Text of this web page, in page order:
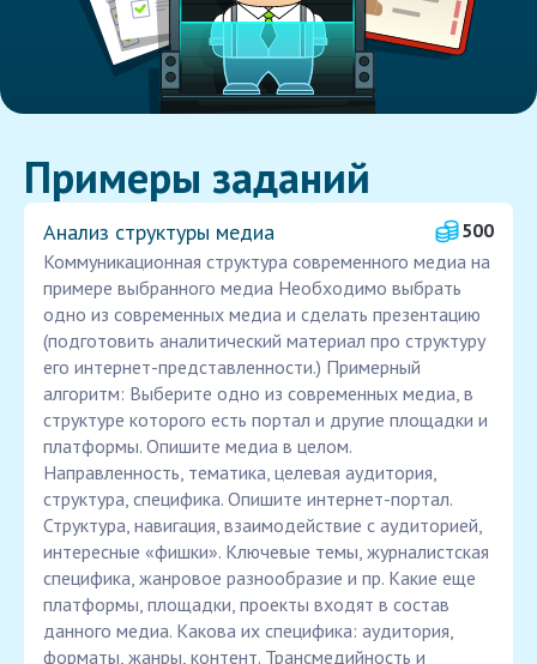
Примеры заданий
Анализ структуры медиа
500
Коммуникационная структура современного медиа на
примере выбранного медиа Необходимо выбрать
одно из современных медиа и сделать презентацию
(подготовить аналитический материал про структуру
его интернет-представленности.) Примерный
алгоритм: Выберите одно из современных медиа, в
структуре которого есть портал и другие площадки и
платформы. Опишите медиа в целом.
Направленность, тематика, целевая аудитория,
структура, специфика. Опишите интернет-портал.
Структура, навигация, взаимодействие с аудиторией,
интересные «фишки». Ключевые темы, журналистская
специфика, жанровое разнообразие и пр. Какие еще
платформы, площадки, проекты входят в состав
данного медиа. Какова их специфика: аудитория,
форматы, жанры, контент. Трансмедийность и